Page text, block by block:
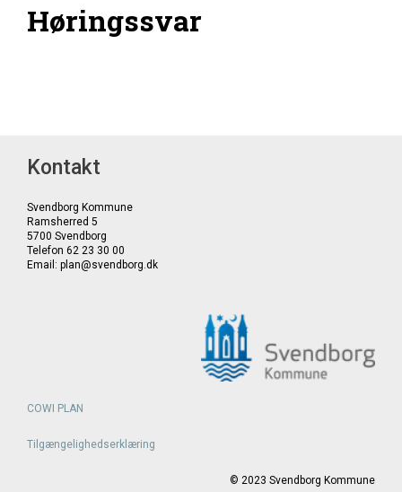
Høringssvar
Kontakt
Svendborg Kommune
Ramsherred 5
5700 Svendborg
Telefon 62 23 30 00
Email: plan@svendborg.dk
COWI PLAN
Tilgængelighedserklæring
© 2023 Svendborg Kommune